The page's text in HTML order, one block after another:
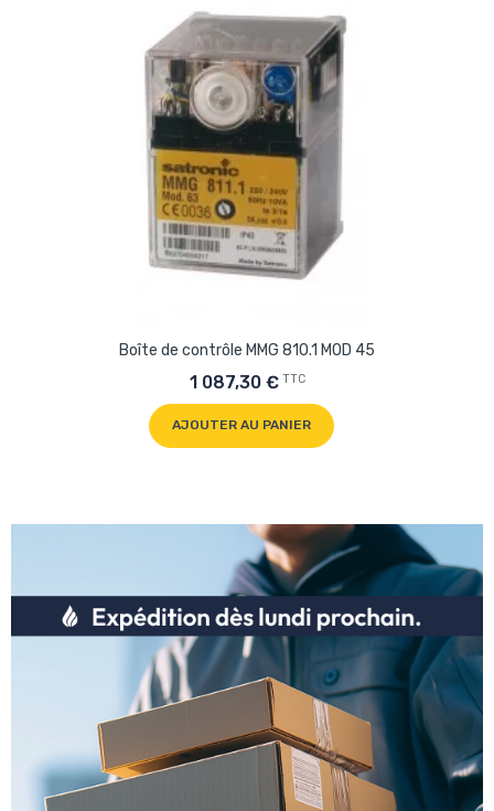
Boîte de contrôle MMG 810.1 MOD 45
1 087,30 € TTC
AJOUTER AU PANIER